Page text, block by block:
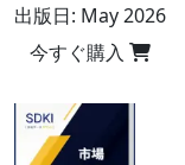
出版日: May 2026
今すぐ購入